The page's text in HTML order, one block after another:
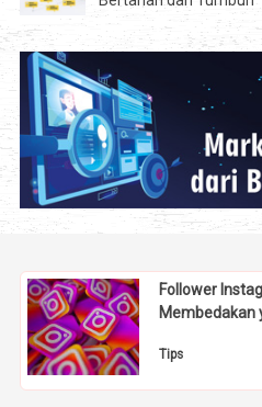
Follower
Membedakan
Tips